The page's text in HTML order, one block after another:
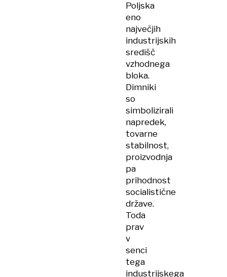
Poljska
eno
največjih
industrijskih
središč
vzhodnega
bloka.
Dimniki
so
simbolizirali
napredek,
tovarne
stabilnost,
proizvodnja
pa
prihodnost
socialistične
države.
Toda
prav
v
senci
tega
industrijskega